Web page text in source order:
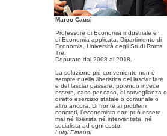
Marco Causi
Professore di Economia industriale e
di Economia applicata, Dipartimento di
Economia, Università degli Studi Roma
Tre.
Deputato dal 2008 al 2018.
La soluzione più conveniente non è
sempre quella liberistica del lasciar fare
e del lasciar passare, potendo invece
essere, caso per caso, di sorveglianza o
diretto esercizio statale o comunale o
altro ancora. Di fronte ai problemi
concreti, l´economista non può essere
mai né liberista né interventista, né
socialista ad ogni costo.
Luigi Einaudi